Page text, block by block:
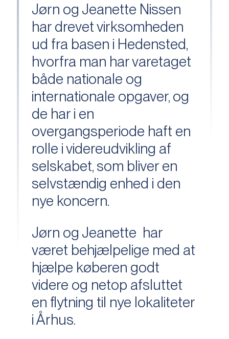
Jørn og Jeanette Nissen
har drevet virksomheden
ud fra basen i Hedensted,
hvorfra man har varetaget
både nationale og
internationale opgaver, og
de har i en
overgangsperiode haft en
rolle i videreudvikling af
selskabet, som bliver en
selvstændig enhed i den
nye koncern.
Jørn og Jeanette har
været behjælpelige med at
hjælpe køberen godt
videre og netop afsluttet
en flytning til nye lokaliteter
i Århus.